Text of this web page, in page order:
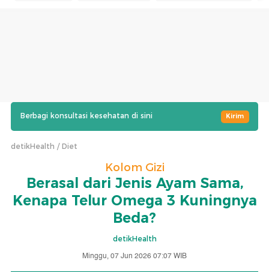
Berbagi konsultasi kesehatan di sini Kirim
detikHealth Diet
Kolom Gizi
Berasal dari Jenis Ayam Sama,
Kenapa Telur Omega 3 Kuningnya
Beda?
detikHealth
Minggu, 07 Jun 2026 07:07 WIB